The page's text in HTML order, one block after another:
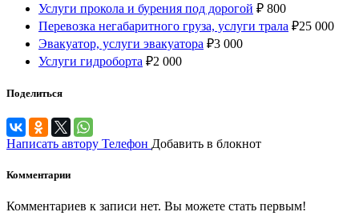
Услуги прокола и бурения под дорогой ₽ 800
Перевозка негабаритного груза, услуги трала ₽25 000
Эвакуатор, услуги эвакуатора ₽3 000
Услуги гидроборта ₽2 000
Поделиться
Написать автору Телефон Добавить в блокнот
Комментарии
Комментариев к записи нет. Вы можете стать первым!